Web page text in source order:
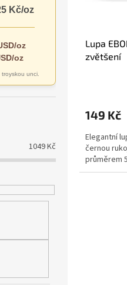
Kč/oz
oz
oz
unci.
1049Kč
Lupa
zvětšení
je
z
5
hvězdiček.
149 Kč
Elegantní
černou
průměrem